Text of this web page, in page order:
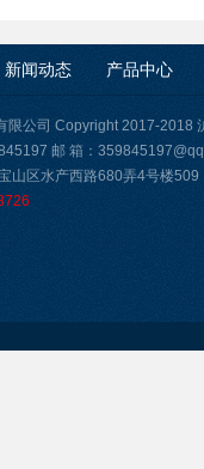
新闻动态 产品中心
限公司 Copyright 2017-2018
邮 箱：
山区水产西路680弄4号楼509